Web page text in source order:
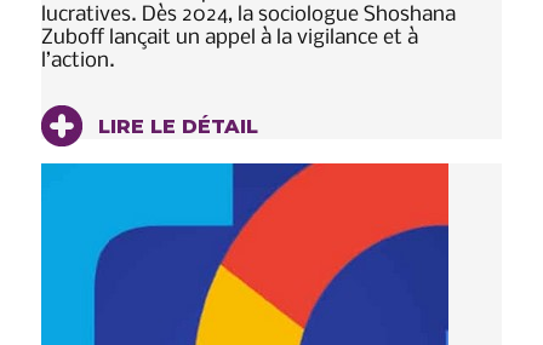
lucratives. Dès 2024, la sociologue Shoshana
Zuboff lançait un appel à la vigilance et à
l’action.
LIRE LE DÉTAIL